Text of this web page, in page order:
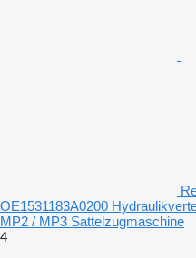
OE1531183A0200
MP2 / MP3 Sattelzugmaschine
4